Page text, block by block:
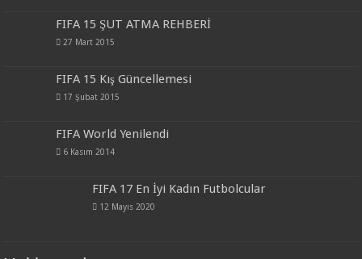
FIFA 15 ŞUT ATMA REHBERİ
27 Mart 2015
FIFA 15 Kış Güncellemesi
17 Şubat 2015
FIFA World Yenilendi
6 Kasım 2014
FIFA 17 En İyi Kadın Futbolcular
12 Mayıs 2020